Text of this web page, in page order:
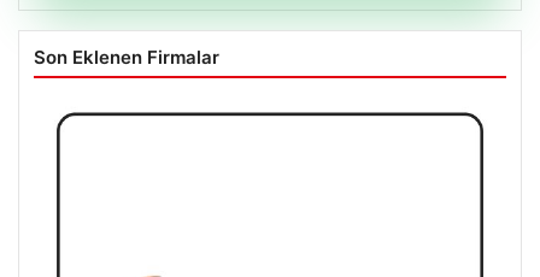
Son Eklenen Firmalar